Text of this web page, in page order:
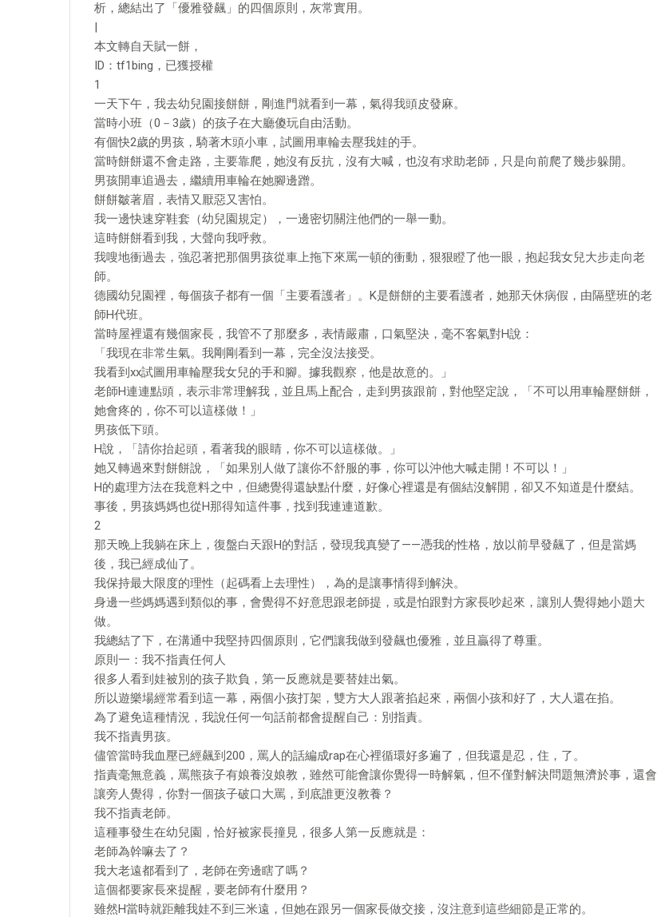
析，總結出了「優雅發飆」的四個原則，灰常實用。
|
本文轉自天賦一餅，
ID：tf1bing，已獲授權
1
一天下午，我去幼兒園接餅餅，剛進門就看到一幕，氣得我頭皮發麻。
當時小班（0－3歲）的孩子在大廳傻玩自由活動。
有個快2歲的男孩，騎著木頭小車，試圖用車輪去壓我娃的手。
當時餅餅還不會走路，主要靠爬，她沒有反抗，沒有大喊，也沒有求助老師，只是向前爬了幾步躲開。
男孩開車追過去，繼續用車輪在她腳邊蹭。
餅餅皺著眉，表情又厭惡又害怕。
我一邊快速穿鞋套（幼兒園規定），一邊密切關注他們的一舉一動。
這時餅餅看到我，大聲向我呼救。
我嗖地衝過去，強忍著把那個男孩從車上拖下來罵一頓的衝動，狠狠瞪了他一眼，抱起我女兒大步走向老
師。
德國幼兒園裡，每個孩子都有一個「主要看護者」。K是餅餅的主要看護者，她那天休病假，由隔壁班的老
師H代班。
當時屋裡還有幾個家長，我管不了那麼多，表情嚴肅，口氣堅決，毫不客氣對H說：
「我現在非常生氣。我剛剛看到一幕，完全沒法接受。
我看到xx試圖用車輪壓我女兒的手和腳。據我觀察，他是故意的。」
老師H連連點頭，表示非常理解我，並且馬上配合，走到男孩跟前，對他堅定說，「不可以用車輪壓餅餅，
她會疼的，你不可以這樣做！」
男孩低下頭。
H說，「請你抬起頭，看著我的眼睛，你不可以這樣做。」
她又轉過來對餅餅說，「如果別人做了讓你不舒服的事，你可以沖他大喊走開！不可以！」
H的處理方法在我意料之中，但總覺得還缺點什麼，好像心裡還是有個結沒解開，卻又不知道是什麼結。
事後，男孩媽媽也從H那得知這件事，找到我連連道歉。
2
那天晚上我躺在床上，復盤白天跟H的對話，發現我真變了——憑我的性格，放以前早發飆了，但是當媽
後，我已經成仙了。
我保持最大限度的理性（起碼看上去理性），為的是讓事情得到解決。
身邊一些媽媽遇到類似的事，會覺得不好意思跟老師提，或是怕跟對方家長吵起來，讓別人覺得她小題大
做。
我總結了下，在溝通中我堅持四個原則，它們讓我做到發飆也優雅，並且贏得了尊重。
原則一：我不指責任何人
很多人看到娃被別的孩子欺負，第一反應就是要替娃出氣。
所以遊樂場經常看到這一幕，兩個小孩打架，雙方大人跟著掐起來，兩個小孩和好了，大人還在掐。
為了避免這種情況，我說任何一句話前都會提醒自己：別指責。
我不指責男孩。
儘管當時我血壓已經飆到200，罵人的話編成rap在心裡循環好多遍了，但我還是忍，住，了。
指責毫無意義，罵熊孩子有娘養沒娘教，雖然可能會讓你覺得一時解氣，但不僅對解決問題無濟於事，還會
讓旁人覺得，你對一個孩子破口大罵，到底誰更沒教養？
我不指責老師。
這種事發生在幼兒園，恰好被家長撞見，很多人第一反應就是：
老師為幹嘛去了？
我大老遠都看到了，老師在旁邊瞎了嗎？
這個都要家長來提醒，要老師有什麼用？
雖然H當時就距離我娃不到三米遠，但她在跟另一個家長做交接，沒注意到這些細節是正常的。